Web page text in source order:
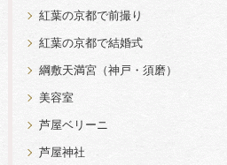
紅葉の京都で前撮り
紅葉の京都で結婚式
綱敷天満宮（神戸・須磨）
美容室
芦屋ベリーニ
芦屋神社